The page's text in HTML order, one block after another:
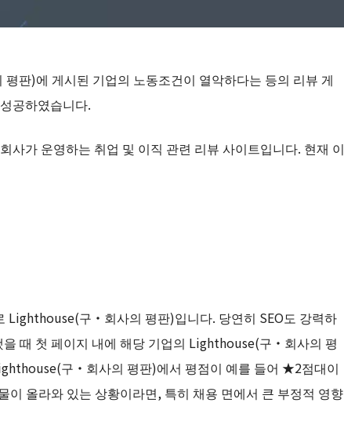
판)에 게시된 기업의 노동조건이 열악하다는 등의 리뷰 게
공하였습니다.
가 운영하는 취업 및 이직 관련 리뷰 사이트입니다. 현재 이
Lighthouse(구・회사의 평판)입니다. 당연히 SEO도 강력하
때 첫 페이지 내에 해당 기업의 Lighthouse(구・회사의 평
구・회사의 평판)에서 평점이 예를 들어 ★2점대이
이 올라와 있는 상황이라면, 특히 채용 면에서 큰 부정적 영향